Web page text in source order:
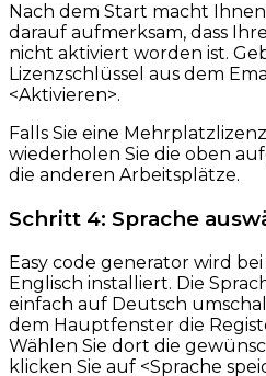
Nach dem Start macht
darauf aufmerksam, dass
nicht aktiviert worden ist.
Lizenzschlüssel aus dem
<Aktivieren>.
Falls Sie eine
wiederholen Sie die oben
die anderen Arbeitsplätze.
Schritt 4: Sprache
Easy code generator wird
Englisch installiert. Die
einfach auf Deutsch
dem Hauptfenster die
Wählen Sie dort die
klicken Sie auf <Sprache